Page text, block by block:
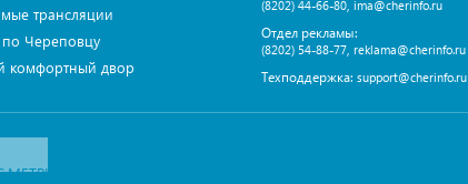
трансляции
по Череповцу
комфортный двор
(8202) 44-66-80, ima@cherinfo.ru
Отдел рекламы:
(8202) 54-88-77, reklama@cherinfo.ru
Техподдержка: support@cherinfo.ru